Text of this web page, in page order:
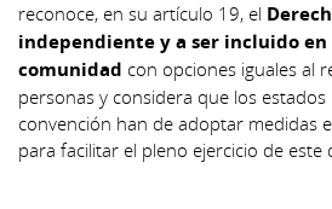
reconoce, en su artículo 19, el
independiente y a ser incluido en
comunidad con opciones iguales al
personas y considera que los
convención han de adoptar medidas
para facilitar el pleno ejercicio de este